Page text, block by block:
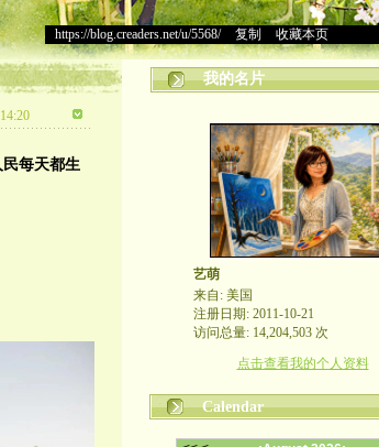
https://blog.creaders.net/u/5568/> 复制 收藏本页
每天都生
我的名片
艺萌
来自: 美国
注册日期: 2011-10-21
访问总量: 14,204,503 次
点击查看我的个人资料
Calendar